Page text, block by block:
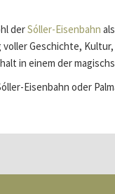
derSóller-Eisenbahn
voller Geschichte,
in einem der
Eisenbahn oder